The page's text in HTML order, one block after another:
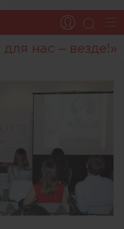
нас – везде!»